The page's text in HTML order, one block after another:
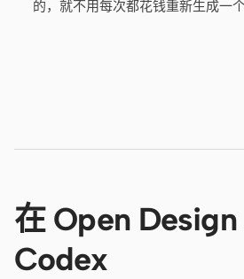
的，就不用每次都花钱重新生成一
在 Open
Codex